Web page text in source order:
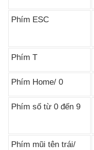
Phím ESC
Phím T
Phím Home/ 0
Phím số từ 0 đến 9
Phím mũi tên trái/